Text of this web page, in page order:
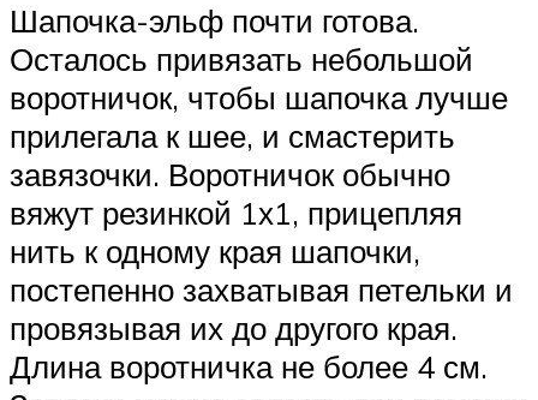
Шапочка-эльф почти готова.
Осталось привязать небольшой
воротничок, чтобы шапочка лучше
прилегала к шее, и смастерить
завязочки. Воротничок обычно
вяжут резинкой 1х1, прицепляя
нить к одному края шапочки,
постепенно захватывая петельки и
провязывая их до другого края.
Длина воротничка не более 4 см.